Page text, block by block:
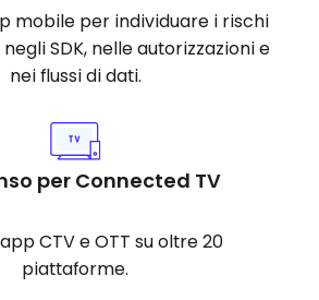
mobile per individuare i rischi
SDK, nelle autorizzazioni e
nei flussi di dati.
per Connected TV
CTV e OTT su oltre 20
piattaforme.